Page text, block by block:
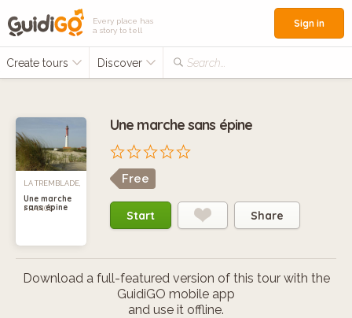
Every place has
a story to tell
Create tours Discover Search...
Sign in
LA TREMBLADE,
FRANCE
Une marche
sans épine
Une marche sans épine
Free
Start Share
Download a full-featured version of this tour with the
GuidiGO mobile app
and use it offline.